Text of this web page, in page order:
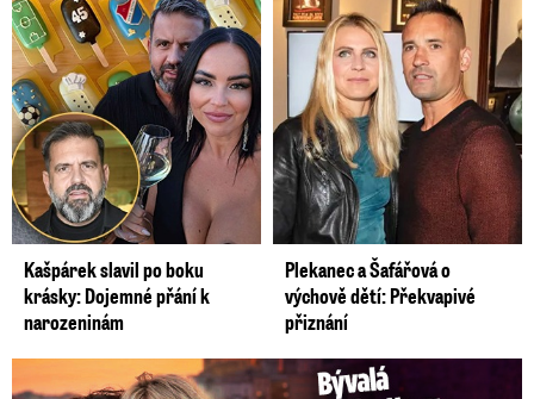
Kašpárek slavil po boku
krásky: Dojemné přání k
narozeninám
Plekanec a Šafářová o
výchově dětí: Překvapivé
přiznání
Bývalá reportérka Novy Maurerová: Neustálý boj o lásku s ...